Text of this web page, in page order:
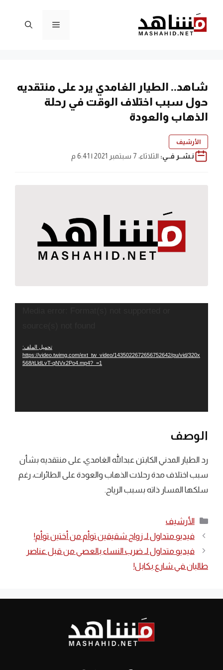
المحتوى
القائمة
شاهد.. الطيار الغامدي يرد على منتقديه
حول سبب اختلاف الوقت في رحلة
الذهاب والعودة
الأرشيف
نـشــر فــي: الثلاثاء، 7 سبتمبر 2021 | 6:41 م
تحميل الملف:
https://video.twimg.com/ext_tw_video/1435022672656752642/pu/vid/320x
568/tLldLvT-qNVx2Po4.mp4?_=1
الوصف
رد الطيار المدني الكابتن عبدالله الغامدي، على منتقديه بشأن
سبب اختلاف مدة رحلات الذهاب والعودة على الطائرات، رغم
سلكها المسار ذاته بسبب الرياح.
التصنيفات
الأرشيف
فيديو متداول لـ زواج شقيقين توأم من أختين توأم!
فيديو متداول لـ ضرب النساء بالعصي من قبل عناصر
طالبان في شارع بكابل!